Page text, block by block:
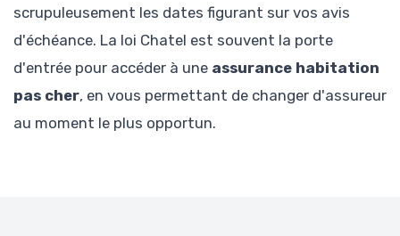
scrupuleusement les dates figurant sur vos avis
d'échéance. La loi Chatel est souvent la porte
d'entrée pour accéder à une assurance habitation
pas cher, en vous permettant de changer d'assureur
au moment le plus opportun.